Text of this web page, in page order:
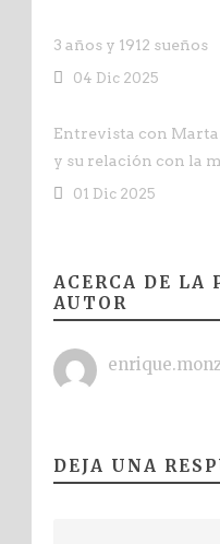
3 años y 1912 sueños
04 Dic 2025
Entrevista con Marta
y su relación con la
01 Dic 2025
ACERCA DE LA
AUTOR
DEJA UNA